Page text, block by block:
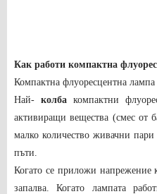
Как работи компактна
Компактна флуоресцентна
Най- колбакомпактни
активиращи вещества (смес от
малко количество живачни пари
пъти.
Когато се приложи напрежение
запалва. Когато лампата